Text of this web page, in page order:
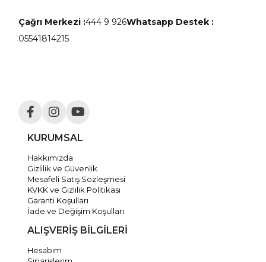
Çağrı Merkezi :444 9 926Whatsapp Destek :
05541814215
KURUMSAL
Hakkımızda
Gizlilik ve Güvenlik
Mesafeli Satış Sözleşmesi
KVKK ve Gizlilik Politikası
Garanti Koşulları
İade ve Değişim Koşulları
ALIŞVERİŞ BİLGİLERİ
Hesabım